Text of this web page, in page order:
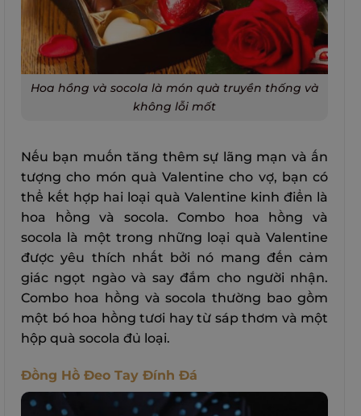
Hoa hồng và socola là món quà truyền thống và
không lỗi mốt
Nếu bạn muốn tăng thêm sự lãng mạn và ấn
tượng cho món quà Valentine cho vợ, bạn có
thể kết hợp hai loại quà Valentine kinh điển là
hoa hồng và socola. Combo hoa hồng và
socola là một trong những loại quà Valentine
được yêu thích nhất bởi nó mang đến cảm
giác ngọt ngào và say đắm cho người nhận.
Combo hoa hồng và socola thường bao gồm
một bó hoa hồng tươi hay từ sáp thơm và một
hộp quà socola đủ loại.
Đồng Hồ Đeo Tay Đính Đá